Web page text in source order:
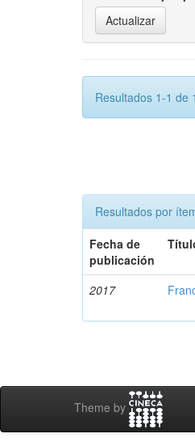
Resultados 1-1 de
Resultados por
Fecha de
publicación
2017
Theme by